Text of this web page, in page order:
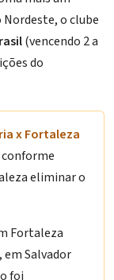
Nordeste, o clube
(vencendo 2 a
do
x Fortaleza
conforme
eliminar o
Fortaleza
em Salvador
foi